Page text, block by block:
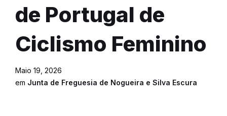
de Portugal de
Ciclismo Feminino
Maio 19, 2026
em Junta de Freguesia de Nogueira e Silva Escura